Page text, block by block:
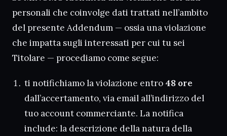
personali che coinvolge dati trattati nell’ambito
del presente Addendum — ossia una violazione
che impatta sugli interessati per cui tu sei
Titolare — procediamo come segue:
ti notifichiamo la violazione entro 48 ore
dall’accertamento, via email all’indirizzo del
tuo account commerciante. La notifica
include: la descrizione della natura della